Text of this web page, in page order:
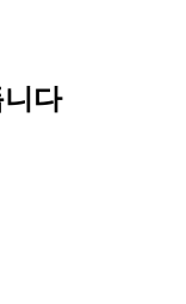
다